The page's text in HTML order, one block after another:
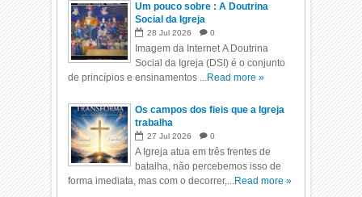
Um pouco sobre : A Doutrina
Social da Igreja
28 Jul 2026 0
Imagem da Internet A Doutrina
Social da Igreja (DSI) é o conjunto
de princípios e ensinamentos ...Read more »
Os campos dos fieis que a Igreja
trabalha
27 Jul 2026 0
A Igreja atua em três frentes de
batalha, não percebemos isso de
forma imediata, mas com o decorrer,...Read more »